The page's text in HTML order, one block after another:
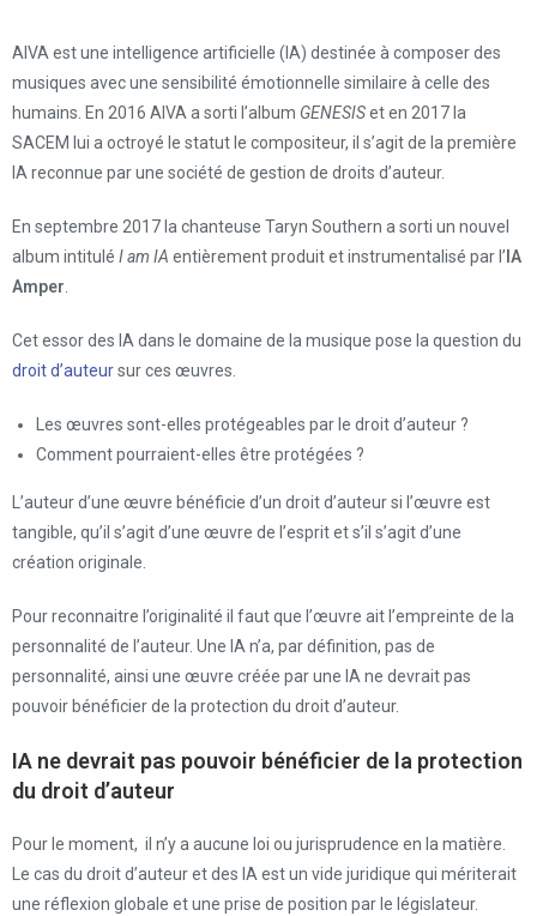
AIVA est une intelligence artificielle (IA) destinée à composer des
musiques avec une sensibilité émotionnelle similaire à celle des
humains. En 2016 AIVA a sorti l’album GENESISet en 2017 la
SACEM lui a octroyé le statut le compositeur, il s’agit de la première
IA reconnue par une société de gestion de droits d’auteur.
En septembre 2017 la chanteuse Taryn Southern a sorti un nouvel
album intitulé I am IA entièrement produit et instrumentalisé par l’ IA
Amper.
Cet essor des IA dans le domaine de la musique pose la question du
droit d’auteursur ces œuvres.
Les œuvres sont-elles protégeables par le droit d’auteur ?
Comment pourraient-elles être protégées ?
L’auteur d’une œuvre bénéficie d’un droit d’auteur si l’œuvre est
tangible, qu’il s’agit d’une œuvre de l’esprit et s’il s’agit d’une
création originale.
Pour reconnaitre l’originalité il faut que l’œuvre ait l’empreinte de la
personnalité de l’auteur. Une IA n’a, par définition, pas de
personnalité, ainsi une œuvre créée par une IA ne devrait pas
pouvoir bénéficier de la protection du droit d’auteur.
IA ne devrait pas pouvoir bénéficier de la protection
du droit d’auteur
Pour le moment, il n’y a aucune loi ou jurisprudence en la matière.
Le cas du droit d’auteur et des IA est un vide juridique qui mériterait
une réflexion globale et une prise de position par le législateur.